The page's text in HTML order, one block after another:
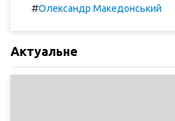
#Олександр Македонський
Актуальне